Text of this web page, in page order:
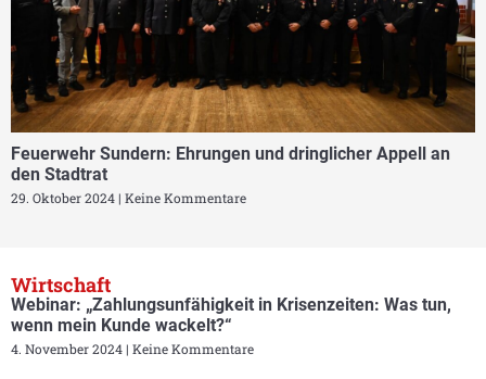
Feuerwehr Sundern: Ehrungen und dringlicher Appell an
den Stadtrat
29. Oktober 2024 Keine Kommentare
Wirtschaft
Webinar: „Zahlungsunfähigkeit in Krisenzeiten: Was tun,
wenn mein Kunde wackelt?“
4. November 2024 Keine Kommentare